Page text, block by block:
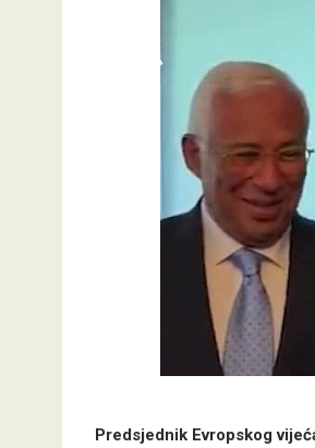
Predsjednik Evropskog